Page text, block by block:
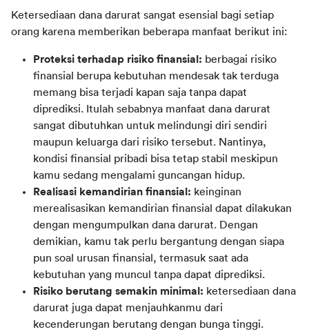
Ketersediaan dana darurat sangat esensial bagi setiap
orang karena memberikan beberapa manfaat berikut ini:
Proteksi terhadap risiko finansial: berbagai risiko
finansial berupa kebutuhan mendesak tak terduga
memang bisa terjadi kapan saja tanpa dapat
diprediksi. Itulah sebabnya manfaat dana darurat
sangat dibutuhkan untuk melindungi diri sendiri
maupun keluarga dari risiko tersebut. Nantinya,
kondisi finansial pribadi bisa tetap stabil meskipun
kamu sedang mengalami guncangan hidup.
Realisasi kemandirian finansial: keinginan
merealisasikan kemandirian finansial dapat dilakukan
dengan mengumpulkan dana darurat. Dengan
demikian, kamu tak perlu bergantung dengan siapa
pun soal urusan finansial, termasuk saat ada
kebutuhan yang muncul tanpa dapat diprediksi.
Risiko berutang semakin minimal: ketersediaan dana
darurat juga dapat menjauhkanmu dari
kecenderungan berutang dengan bunga tinggi.